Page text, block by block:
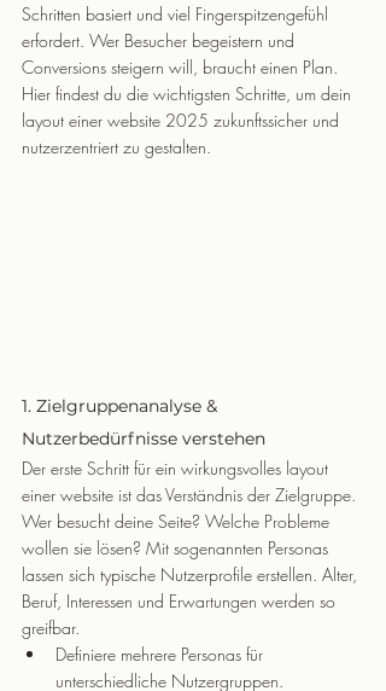
Schritten basiert und viel Fingerspitzengefühl
erfordert. Wer Besucher begeistern und
Conversions steigern will, braucht einen Plan.
Hier findest du die wichtigsten Schritte, um dein
layout einer website 2025 zukunftssicher und
nutzerzentriert zu gestalten.
1. Zielgruppenanalyse &
Nutzerbedürfnisse verstehen
Der erste Schritt für ein wirkungsvolles layout
einer website ist das Verständnis der Zielgruppe.
Wer besucht deine Seite? Welche Probleme
wollen sie lösen? Mit sogenannten Personas
lassen sich typische Nutzerprofile erstellen. Alter,
Beruf, Interessen und Erwartungen werden so
greifbar.
Definiere mehrere Personas für
unterschiedliche Nutzergruppen.